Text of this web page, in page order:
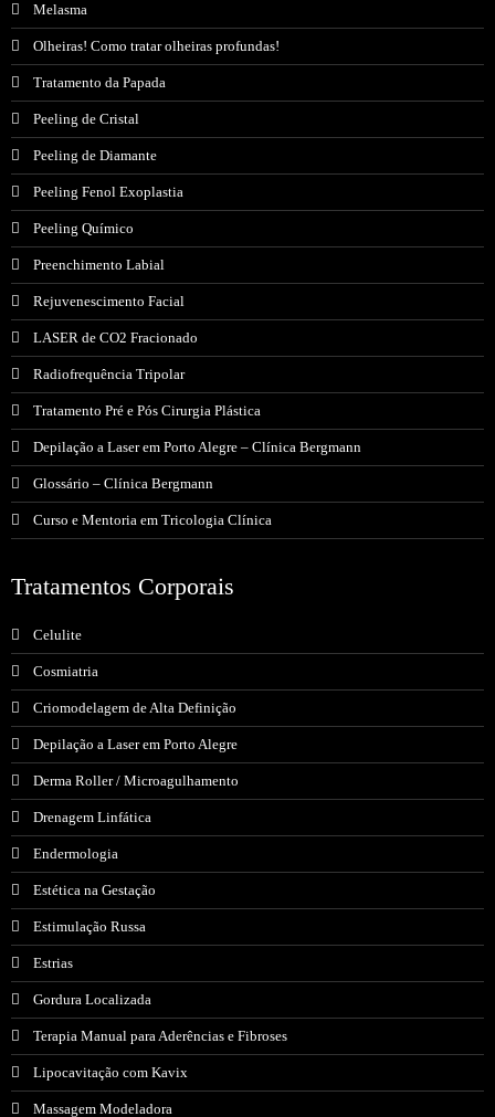
Melasma
Olheiras! Como tratar olheiras profundas!
Tratamento da Papada
Peeling de Cristal
Peeling de Diamante
Peeling Fenol Exoplastia
Peeling Químico
Preenchimento Labial
Rejuvenescimento Facial
LASER de CO2 Fracionado
Radiofrequência Tripolar
Tratamento Pré e Pós Cirurgia Plástica
Depilação a Laser em Porto Alegre – Clínica Bergmann
Glossário – Clínica Bergmann
Curso e Mentoria em Tricologia Clínica
Tratamentos Corporais
Celulite
Cosmiatria
Criomodelagem de Alta Definição
Depilação a Laser em Porto Alegre
Derma Roller / Microagulhamento
Drenagem Linfática
Endermologia
Estética na Gestação
Estimulação Russa
Estrias
Gordura Localizada
Terapia Manual para Aderências e Fibroses
Lipocavitação com Kavix
Massagem Modeladora